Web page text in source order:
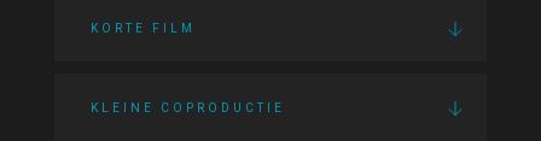
KORTE FILM
KLEINE COPRODUCTIE